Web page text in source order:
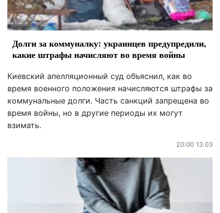
Долги за коммуналку: украинцев предупредили,
какие штрафы начисляют во время войны
Киевский апелляционный суд объяснил, как во
время военного положения начисляются штрафы за
коммунальные долги. Часть санкций запрещена во
время войны, но в другие периоды их могут
взимать.
20:00 13.03